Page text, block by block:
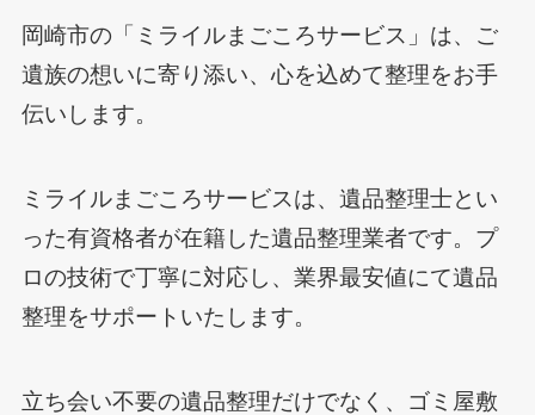
岡崎市の「ミライルまごころサービス」は、ご
遺族の想いに寄り添い、心を込めて整理をお手
伝いします。
ミライルまごころサービスは、遺品整理士とい
った有資格者が在籍した遺品整理業者です。プ
ロの技術で丁寧に対応し、業界最安値にて遺品
整理をサポートいたします。
立ち会い不要の遺品整理だけでなく、ゴミ屋敷